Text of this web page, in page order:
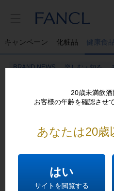
キャンペーン 化粧品 健康食
BRAND NEWS 楽しむ・知る
ご不便おかけし申
5745b:ご入力の商品番号は
20歳未満飲
お客様の年齢を確認させ
あなたは20歳
はい
サイトを閲覧する